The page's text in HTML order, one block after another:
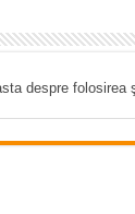
despre folosirea